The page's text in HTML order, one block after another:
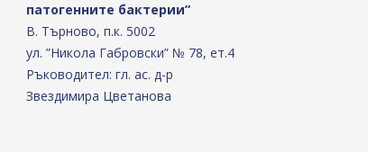
патогенните бактерии”
В. Търново, п.к. 5002
ул. ”Никола Габровски” № 78, ет.4
Ръководител: гл. ас. д-р
Звездимира Цветанова